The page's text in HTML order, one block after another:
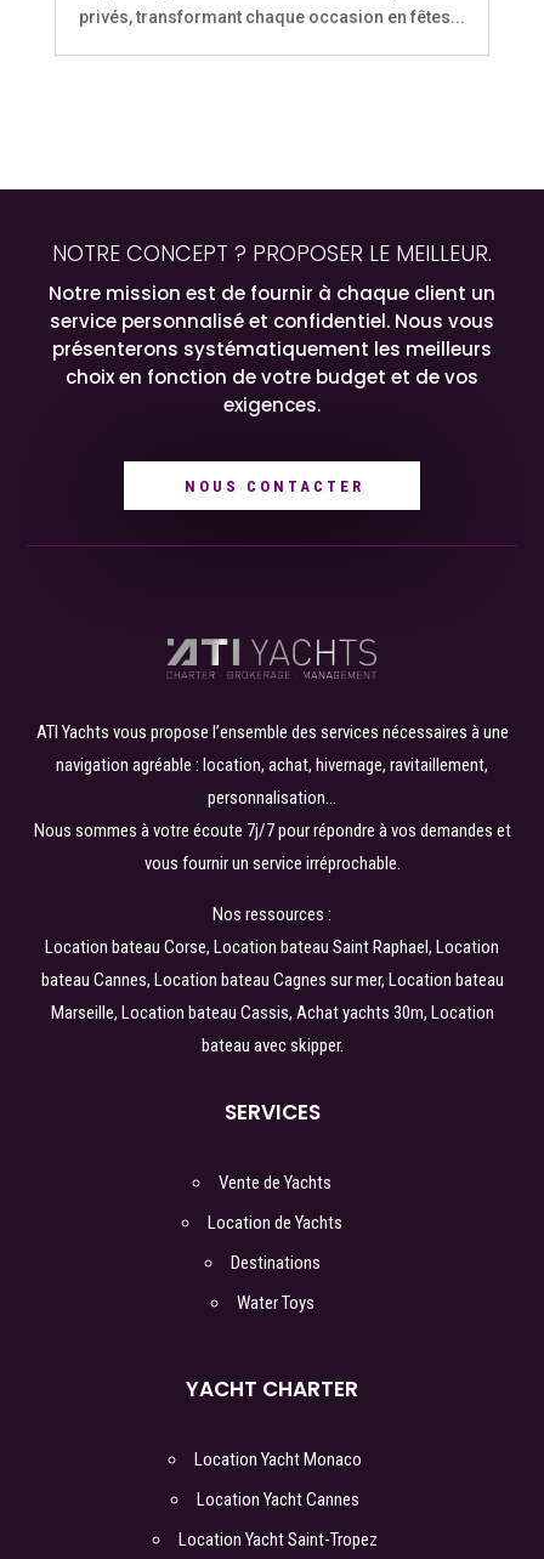
privés, transformant chaque occasion en fêtes...
NOTRE CONCEPT ? PROPOSER LE MEILLEUR.
Notre mission est de fournir à chaque client un
service personnalisé et confidentiel. Nous vous
présenterons systématiquement les meilleurs
choix en fonction de votre budget et de vos
exigences.
NOUS CONTACTER
ATI Yachts vous propose l’ensemble des services nécessaires à une
navigation agréable : location, achat, hivernage, ravitaillement,
personnalisation…
Nous sommes à votre écoute 7j/7 pour répondre à vos demandes et
vous fournir un service irréprochable.
Nos ressources :
Location bateau Corse, Location bateau Saint Raphael, Location
bateau Cannes, Location bateau Cagnes sur mer, Location bateau
Marseille, Location bateau Cassis, Achat yachts 30m, Location
bateau avec skipper.
SERVICES
Vente de Yachts
Location de Yachts
Destinations
Water Toys
YACHT CHARTER
Location Yacht Monaco
Location Yacht Cannes
Location Yacht Saint-Tropez